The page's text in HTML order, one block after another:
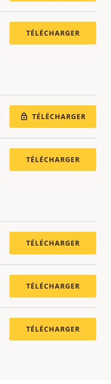
TÉLÉCHARGER
TÉLÉCHARGER
TÉLÉCHARGER
TÉLÉCHARGER
TÉLÉCHARGER
TÉLÉCHARGER